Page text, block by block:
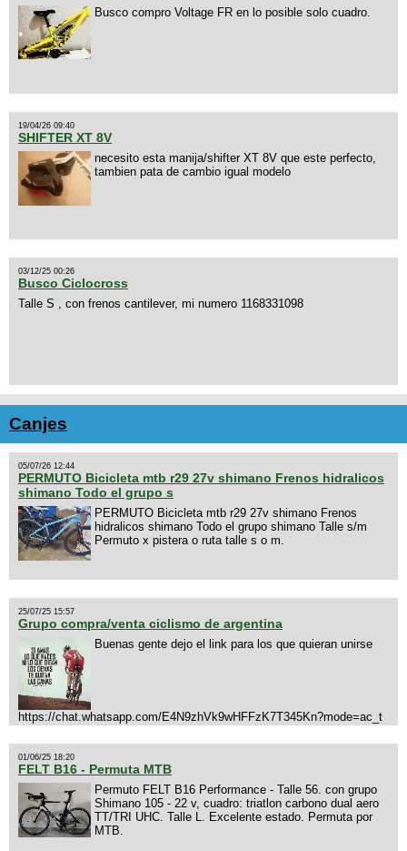
Busco compro Voltage FR en lo posible solo cuadro.
19/04/26 09:40
SHIFTER XT 8V
necesito esta manija/shifter XT 8V que este perfecto,
tambien pata de cambio igual modelo
03/12/25 00:26
Busco Ciclocross
Talle S , con frenos cantilever, mi numero 1168331098
Canjes
05/07/26 12:44
PERMUTO Bicicleta mtb r29 27v shimano Frenos hidralicos
shimano Todo el grupo s
PERMUTO Bicicleta mtb r29 27v shimano Frenos
hidralicos shimano Todo el grupo shimano Talle s/m
Permuto x pistera o ruta talle s o m.
25/07/25 15:57
Grupo compra/venta ciclismo de argentina
Buenas gente dejo el link para los que quieran unirse
https://chat.whatsapp.com/E4N9zhVk9wHFFzK7T345Kn?mode=ac_t
01/06/25 18:20
FELT B16 - Permuta MTB
Permuto FELT B16 Performance - Talle 56. con grupo
Shimano 105 - 22 v, cuadro: triatlon carbono dual aero
TT/TRI UHC. Talle L. Excelente estado. Permuta por
MTB.